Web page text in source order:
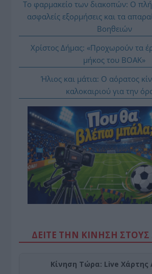
Το φαρμακείο των διακοπών: Ο
ασφαλείς εξορμήσεις και τα
Βοηθειών
Χρίστος Δήμας: «Προχωρούν τα
μήκος του ΒΟΑΚ»
Ήλιος και μάτια: Ο αόρατος
καλοκαιριού για την
ΔΕΙΤΕ ΤΗΝ ΚΙΝΗΣΗ
Κίνηση Τώρα: Live Χάρτης